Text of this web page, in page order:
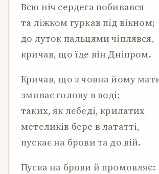
Всю ніч сердега побивався
та ліжком гуркав під вікном;
до луток пальцями чіплявся,
кричав, що їде він Дніпром.
Кричав, що з човна йому
змиває голову в воді;
таких, як лебеді, крилатих
метеликів бере в лататті,
пускає на брови та до вій.
Пуска на брови й промовляє: